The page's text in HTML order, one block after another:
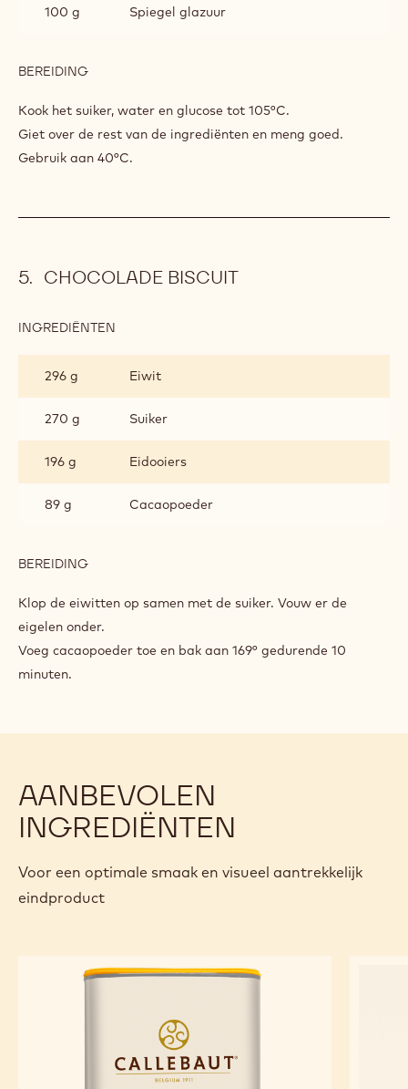
100 g Spiegel glazuur
BEREIDING
GOLD
Kook het suiker, water en glucose tot 105°C.
Giet over de rest van de ingrediënten en meng goed.
Gebruik aan 40°C.
CHOCOLADE BISCUIT
INGREDIËNTEN
296 g
Eiwit
270 g Suiker
196 g Eidooiers
89 g Cacaopoeder
BEREIDING
BISCUIT
Klop de eiwitten op samen met de suiker. Vouw er de
eigelen onder.
Voeg cacaopoeder toe en bak aan 169° gedurende 10
minuten.
AANBEVOLEN
INGREDIËNTEN
Voor een optimale smaak en visueel aantrekkelijk
eindproduct